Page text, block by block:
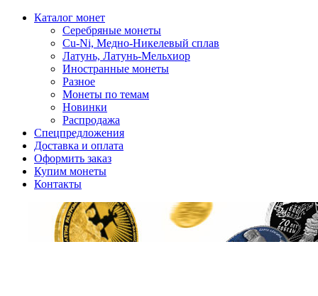
Каталог монет
Серебряные монеты
Cu-Ni, Медно-Никелевый сплав
Латунь, Латунь-Мельхиор
Иностранные монеты
Разное
Монеты по темам
Новинки
Распродажа
Спецпредложения
Доставка и оплата
Оформить заказ
Купим монеты
Контакты